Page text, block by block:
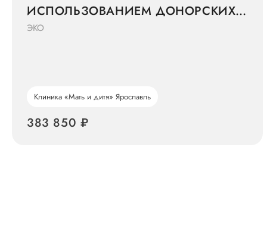
ИСПОЛЬЗОВАНИЕМ ДОНОРСКИХ
ООЦИТОВ»
ЭКО
Клиника «Мать и дитя» Ярославль
383 850 ₽